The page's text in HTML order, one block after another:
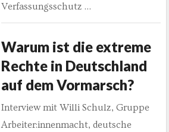
Verfassungsschutz …
Warum ist die extreme
Rechte in Deutschland
auf dem Vormarsch?
Interview mit Willi Schulz, Gruppe
Arbeiter:innenmacht, deutsche